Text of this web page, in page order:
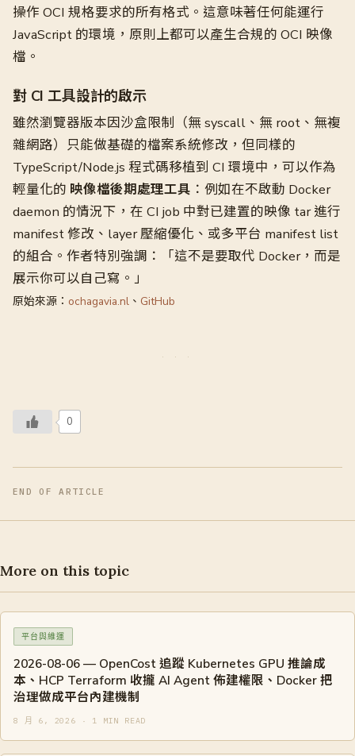
操作 OCI 規格要求的所有格式。這意味著任何能運行
JavaScript 的環境，原則上都可以產生合規的 OCI 映像
檔。
對 CI 工具設計的啟示
雖然瀏覽器版本因沙盒限制（無 syscall、無 root、無複
雜網路）只能做基礎的檔案系統修改，但同樣的
TypeScript/Node.js 程式碼移植到 CI 環境中，可以作為
輕量化的 映像檔後期處理工具 ：例如在不啟動 Docker
daemon 的情況下，在 CI job 中對已建置的映像 tar 進行
manifest 修改、layer 壓縮優化、或多平台 manifest list
的組合。作者特別強調：「這不是要取代 Docker，而是
展示你可以自己寫。」
原始來源： ochagavia.nl 、 GitHub
0
END OF ARTICLE
More on this topic
平台與維運
2026-08-06 — OpenCost 追蹤 Kubernetes GPU 推論成
本、HCP Terraform 收攏 AI Agent 佈建權限、Docker 把
治理做成平台內建機制
8 月 6, 2026 · 1 MIN READ